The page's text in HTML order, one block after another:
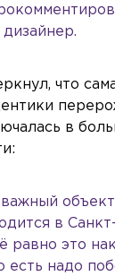
дизайнер.
что
в
в
равно это
есть надо